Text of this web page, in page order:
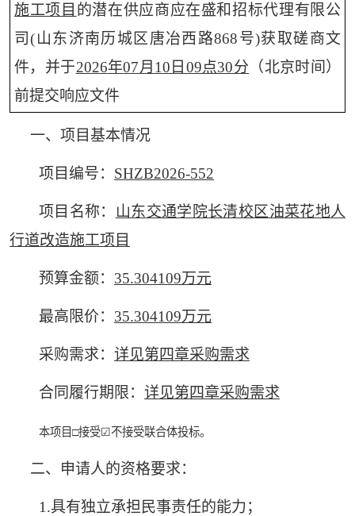
施工项目 的潜在供应商应在盛和招标代理有限公
司(山东济南历城区唐冶西路868号)获取磋商文
件， 并于2026年07月 10 日09点30分 （北京时间）
前提交响应文件
一、项目基本情况
项目编号： SHZB2026-552
项目名称：
山东交通学院长清校区油菜花地人
行道改造施工项目
预算金额： 35.304109万元
最高限价： 35.304109万元
采购需求： 详见第四章采购需求
合同履行期限： 详见第四章采购需求
本项目□接受☑不接受联合体投标。
二、申请人的资格要求：
1.具有独立承担民事责任的能力；